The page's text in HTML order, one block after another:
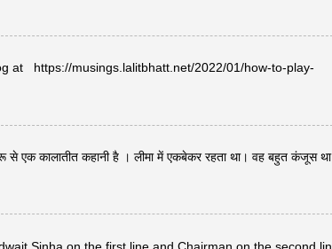
at https://musings.lalitbhatt.net/2022/01/how-to-play-
कालातीत कहानी है । लीमा में एकबेकर रहता था। वह बहुत कंजूस